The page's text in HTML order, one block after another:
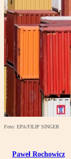
Foto: EPA/FILIP SINGER
Paweł Rochowicz